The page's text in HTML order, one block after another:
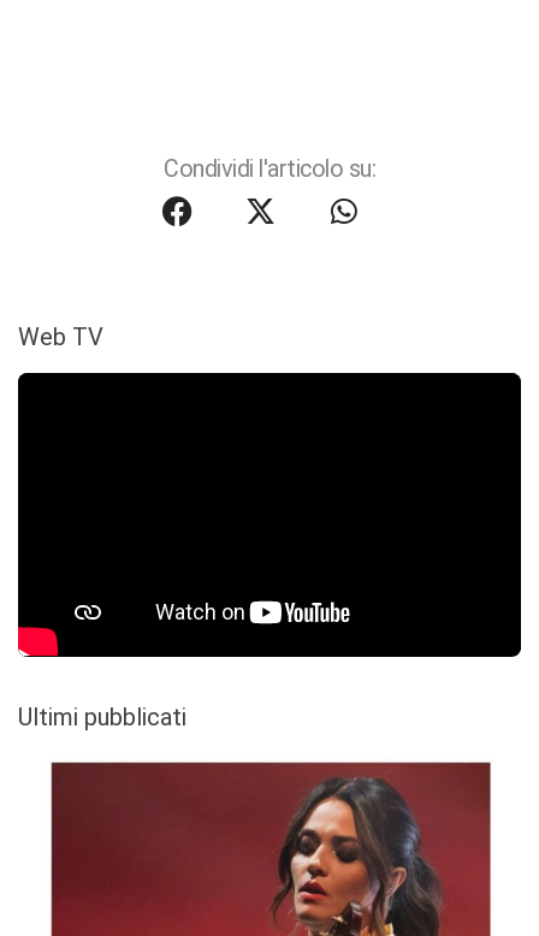
Condividi l'articolo su:
Web TV
Ultimi pubblicati